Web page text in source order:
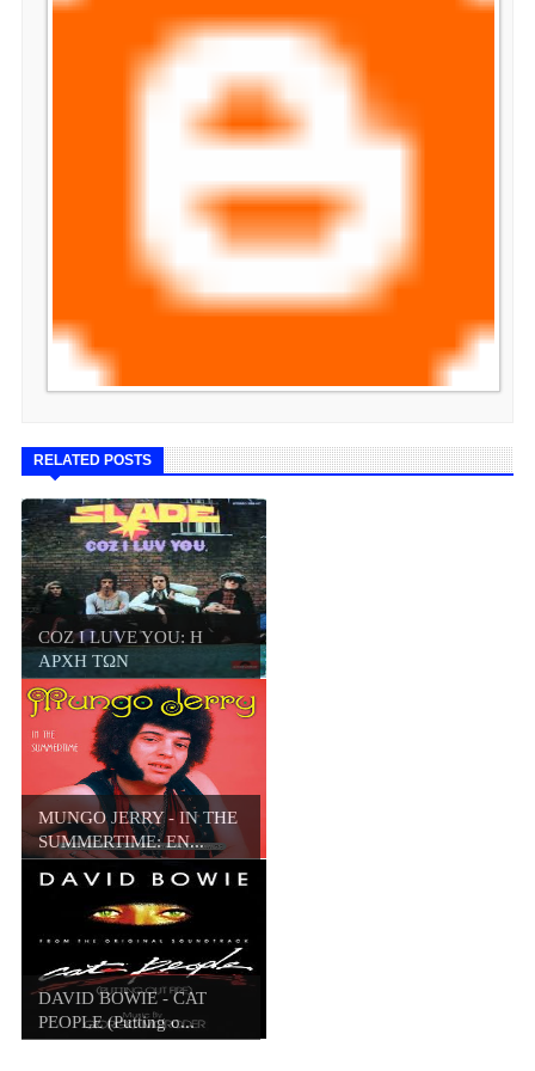
RELATED POSTS
COZ I LUVE YOU: Η
ΑΡΧΗ ΤΩΝ
ΗΘΕΛΗΜΕΝ...
ΜUNGO JERRY - IN THE
SUMMERTIME: ΕΝ...
DAVID BOWIE - CAT
PEOPLE (Putting o...